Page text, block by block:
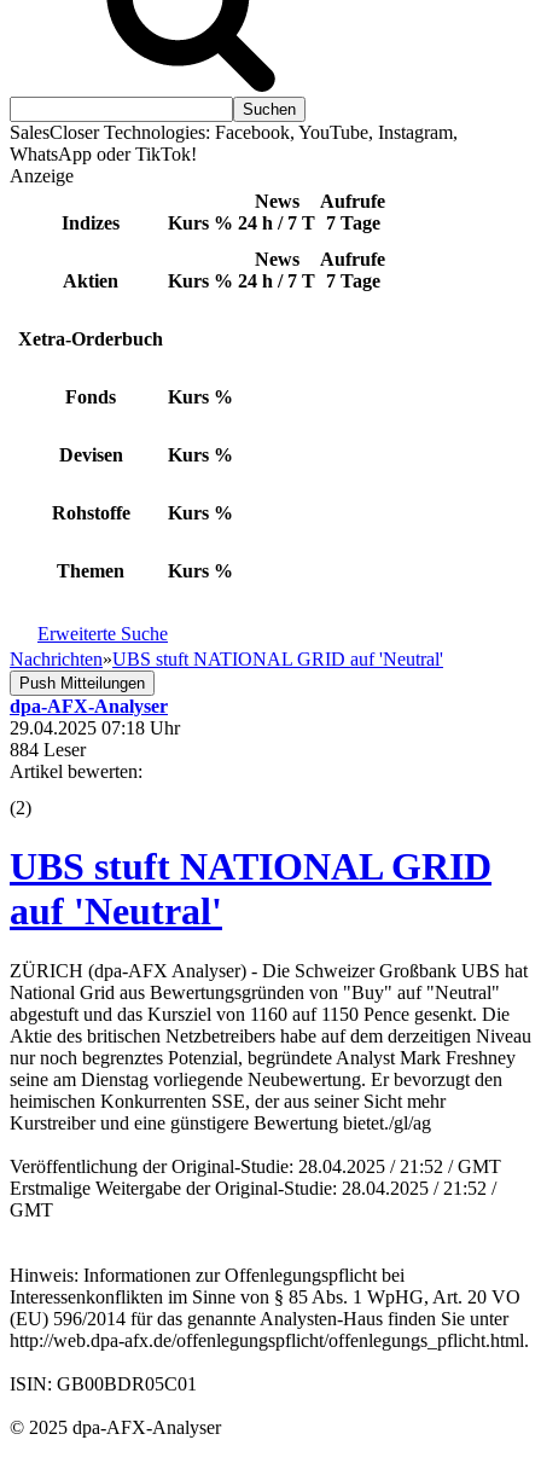
SalesCloser Technologies: Facebook, YouTube, Instagram,
WhatsApp oder TikTok!
Anzeige
Indizes Kurs %
News
24 h / 7 T
Aufrufe
7 Tage
Aktien Kurs %
News
24 h / 7 T
Aufrufe
7 Tage
Xetra-Orderbuch
Fonds Kurs %
Devisen Kurs %
Rohstoffe Kurs %
Themen Kurs %
Erweiterte Suche
Nachrichten»UBS stuft NATIONAL GRID auf 'Neutral'
Push Mitteilungen
dpa-AFX-Analyser
29.04.2025 07:18 Uhr
884 Leser
Artikel bewerten:
(2)
UBS stuft NATIONAL GRID
auf 'Neutral'
ZÜRICH (dpa-AFX Analyser) - Die Schweizer Großbank UBS hat
National Grid aus Bewertungsgründen von "Buy" auf "Neutral"
abgestuft und das Kursziel von 1160 auf 1150 Pence gesenkt. Die
Aktie des britischen Netzbetreibers habe auf dem derzeitigen Niveau
nur noch begrenztes Potenzial, begründete Analyst Mark Freshney
seine am Dienstag vorliegende Neubewertung. Er bevorzugt den
heimischen Konkurrenten SSE, der aus seiner Sicht mehr
Kurstreiber und eine günstigere Bewertung bietet./gl/ag
Veröffentlichung der Original-Studie: 28.04.2025 / 21:52 / GMT
Erstmalige Weitergabe der Original-Studie: 28.04.2025 / 21:52 /
GMT
Hinweis: Informationen zur Offenlegungspflicht bei
Interessenkonflikten im Sinne von § 85 Abs. 1 WpHG, Art. 20 VO
(EU) 596/2014 für das genannte Analysten-Haus finden Sie unter
http://web.dpa-afx.de/offenlegungspflicht/offenlegungs_pflicht.html.
ISIN: GB00BDR05C01
© 2025 dpa-AFX-Analyser